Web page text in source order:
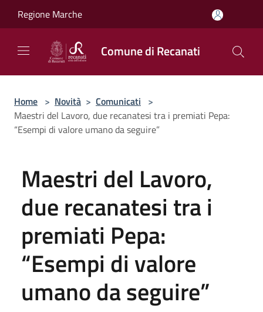
Regione Marche
Comune di Recanati
Home > Novità > Comunicati >
Maestri del Lavoro, due recanatesi tra i premiati Pepa:
“Esempi di valore umano da seguire”
Maestri del Lavoro,
due recanatesi tra i
premiati Pepa:
“Esempi di valore
umano da seguire”